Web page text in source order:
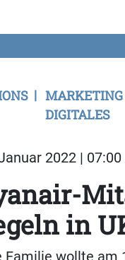
MARKETING
DIGITALES
2022 | 07:00
in
Familie wollte am